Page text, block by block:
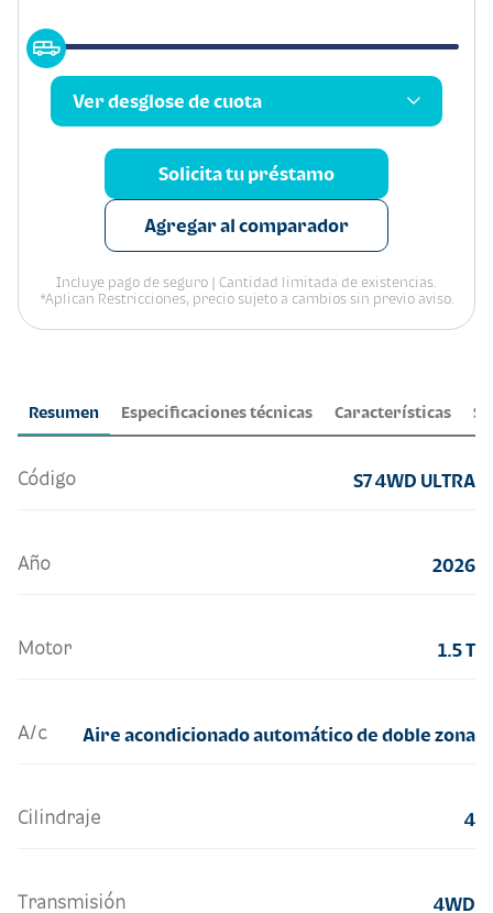
Resumen Especificaciones técnicas Características
Código S7 4WD ULTRA
Año 2026
Motor 1.5 T
A/c Aire acondicionado automático de doble zona
Cilindraje 4
Transmisión 4WD
Ver desglose de cuota
Solicita tu préstamo
Agregar al comparador
Incluye pago de seguro | Cantidad limitada de existencias.
*Aplican Restricciones, precio sujeto a cambios sin previo aviso.